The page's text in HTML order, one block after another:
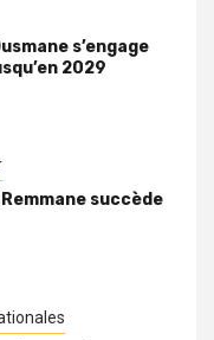
s’engage
2029
succède